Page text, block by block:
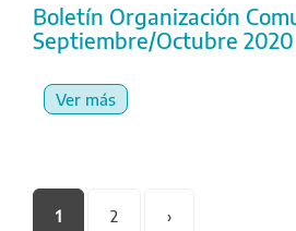
Boletín Organización
Septiembre/Octubre 2020
Ver más
Páginas
1 2 ›